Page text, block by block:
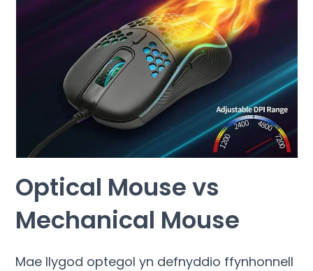
Optical Mouse vs
Mechanical Mouse
Mae llygod optegol yn defnyddio ffynhonnell